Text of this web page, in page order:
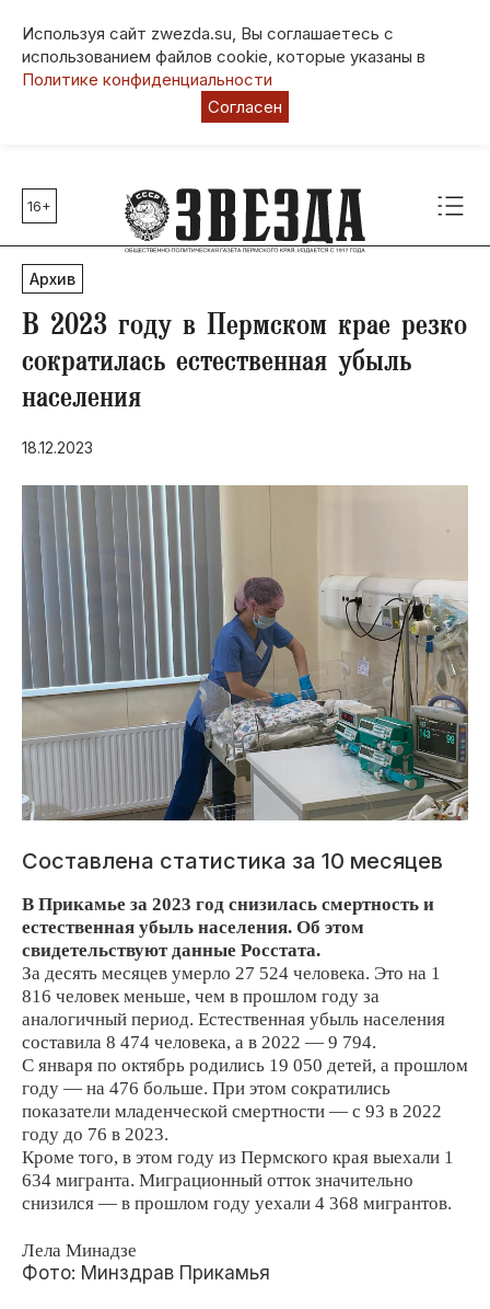
Используя сайт zwezda.su, Вы соглашаетесь с
использованием файлов cookie, которые указаны в
Политике конфиденциальности
Согласен
Главные темы
80 лет Победы
Молодежная столица РФ
СВО
Социальная поддержка
Инфраструктура
Благоустройство
16+
Архив
В 2023 году в Пермском крае резко
сократилась естественная убыль
населения
18.12.2023
Составлена статистика за 10 месяцев
В Прикамье за 2023 год снизилась смертность и
естественная убыль населения. Об этом
свидетельствуют данные Росстата.
За десять месяцев умерло 27 524 человека. Это на 1
816 человек меньше, чем в прошлом году за
аналогичный период. Естественная убыль населения
составила 8 474 человека, а в 2022 — 9 794.
С января по октябрь родились 19 050 детей, а прошлом
году — на 476 больше. При этом сократились
показатели младенческой смертности — с 93 в 2022
году до 76 в 2023.
Кроме того, в этом году из Пермского края выехали 1
634 мигранта. Миграционный отток значительно
снизился — в прошлом году уехали 4 368 мигрантов.
Лела Минадзе
Фото: Минздрав Прикамья